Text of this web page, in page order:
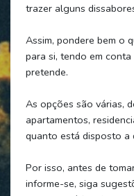
trazer alguns
Assim, pondere bem o
para si, tendo em
pretende.
As opções são várias,
apartamentos,
quanto está disposto a
Por isso, antes de
informe-se, siga